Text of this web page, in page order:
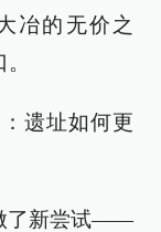
冶的无价之
遗址如何更
了新尝试——